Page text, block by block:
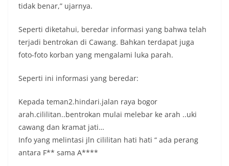
tidak benar,” ujarnya.
Seperti diketahui, beredar informasi yang bahwa telah
terjadi bentrokan di Cawang. Bahkan terdapat juga
foto-foto korban yang mengalami luka parah.
Seperti ini informasi yang beredar:
Kepada teman2.hindari.jalan raya bogor
arah.cililitan..bentrokan mulai melebar ke arah ..uki
cawang dan kramat jati…
Info yang melintasi jln cililitan hati hati “ ada perang
antara F** sama A****